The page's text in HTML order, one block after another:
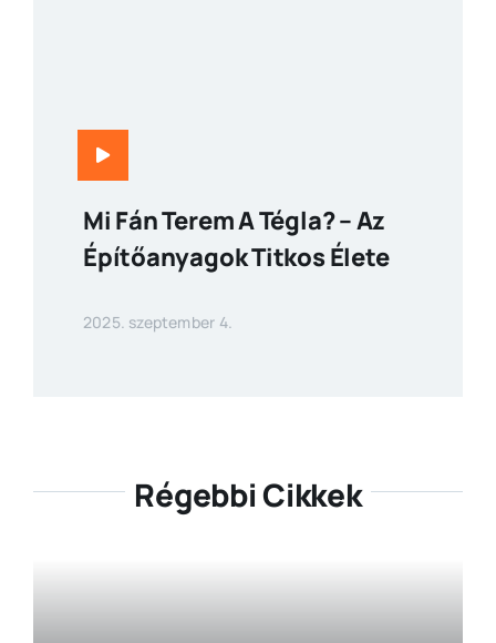
Mi Fán Terem A Tégla? – Az
Építőanyagok Titkos Élete
2025. szeptember 4.
Régebbi Cikkek